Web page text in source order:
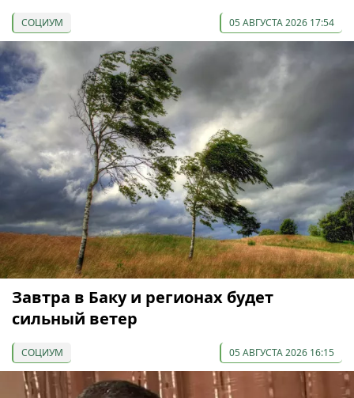
СОЦИУМ 05 АВГУСТА 2026 17:54
Завтра в Баку и регионах будет
сильный ветер
СОЦИУМ 05 АВГУСТА 2026 16:15